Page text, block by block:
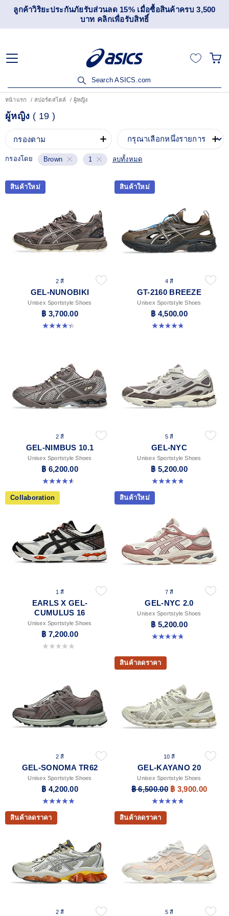
ลูกค้าวิริยะประกันภัยรับส่วนลด 15% เมื่อซื้อสินค้าครบ 3,500
บาท คลิกเพื่อรับสิทธิ์
Search ASICS.com
หน้าแรก สปอร์ตสไตล์ ผู้หญิง
ผู้หญิง ( 19 )
กรองตาม
กรองโดย Brown 1 ลบทั้งหมด
สินค้าใหม่
2 สี
GEL-NUNOBIKI
Unisex Sportstyle Shoes
฿ 3,700.00
4.4 จาก 5 ดาว 45 รีวิว
สินค้าใหม่
4 สี
GT-2160 BREEZE
Unisex Sportstyle Shoes
฿ 4,500.00
4.8 จาก 5 ดาว 12 รีวิว
2 สี
GEL-NIMBUS 10.1
Unisex Sportstyle Shoes
฿ 6,200.00
4.6 จาก 5 ดาว 30 รีวิว
5 สี
GEL-NYC
Unisex Sportstyle Shoes
฿ 5,200.00
4.8 จาก 5 ดาว 600 รีวิว
Collaboration
1 สี
EARLS X GEL-
CUMULUS 16
Unisex Sportstyle Shoes
฿ 7,200.00
0.0 จาก 5 ดาว
สินค้าใหม่
7 สี
GEL-NYC 2.0
Unisex Sportstyle Shoes
฿ 5,200.00
4.8 จาก 5 ดาว 147 รีวิว
2 สี
GEL-SONOMA TR62
Unisex Sportstyle Shoes
฿ 4,200.00
5.0 จาก 5 ดาว 3 รีวิว
สินค้าลดราคา
10 สี
GEL-KAYANO 20
Unisex Sportstyle Shoes
฿ 6,500.00 ฿ 3,900.00
4.8 จาก 5 ดาว 222 รีวิว
สินค้าลดราคา
2 สี
สินค้าลดราคา
5 สี